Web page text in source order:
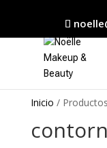
Inicio /